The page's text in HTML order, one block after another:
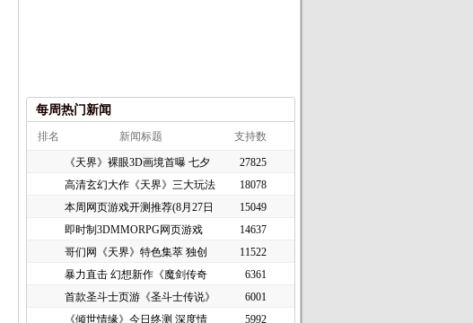
每周热门新闻
排名 新闻标题 支持数
《天界》裸眼3D画境首曝 七夕
27825
高清玄幻大作《天界》三大玩法
18078
本周网页游戏开测推荐(8月27日
15049
即时制3DMMORPG网页游戏
《谜境
14637
哥们网《天界》特色集萃 独创
11522
暴力直击 幻想新作《魔剑传奇
6361
首款圣斗士页游《圣斗士传说》
6001
《倾世情缘》今日终测 深度情
5992